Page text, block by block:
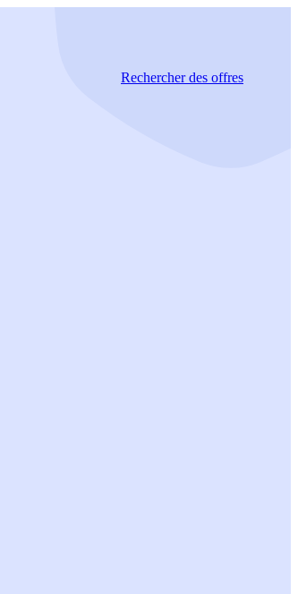
Rechercherdes offres